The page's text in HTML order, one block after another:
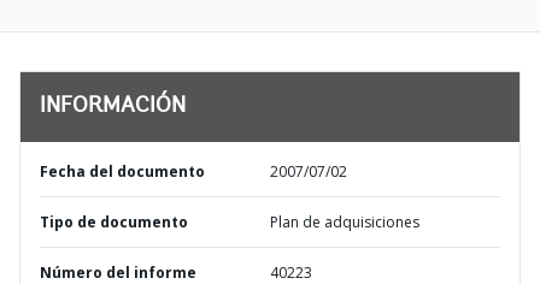
INFORMACIÓN
Fecha del documento 2007/07/02
Tipo de documento Plan de adquisiciones
Número del informe 40223